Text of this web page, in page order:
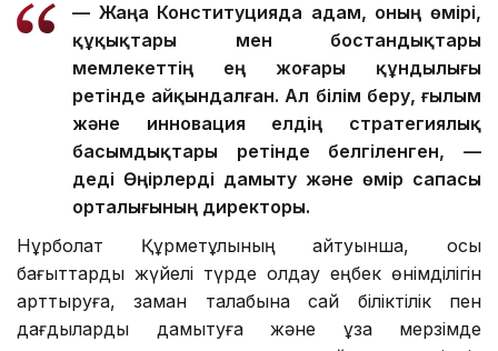
— Жаңа Конституцияда адам, оның өмірі,
құқықтары мен бостандықтары
мемлекеттің ең жоғары құндылығы
ретінде айқындалған. Ал білім беру, ғылым
және инновация елдің стратегиялық
басымдықтары ретінде белгіленген, —
деді Өңірлерді дамыту және өмір сапасы
орталығының директоры.
Нұрболат Құрметұлының айтуынша, осы
бағыттарды жүйелі түрде қолдау еңбек өнімділігін
арттыруға, заман талабына сай біліктілік пен
дағдыларды дамытуға және ұзақ мерзімде